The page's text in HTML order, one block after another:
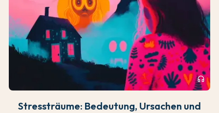
headphones
Stressträume: Bedeutung, Ursachen und